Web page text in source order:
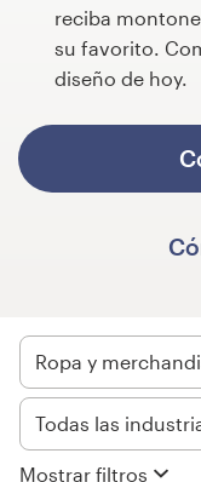
reciba
su favorito.
diseño de hoy.
Ropa y
Todas las
Mostrar filtros
Proyectos 1-1
Descubra la
Obtenga
un
diseño